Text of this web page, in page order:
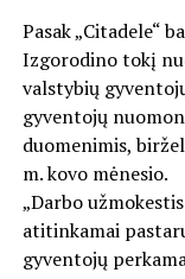
Pasak „Citadele“
Izgorodino tokį
valstybių
gyventojų
duomenimis,
m. kovo mėnesio.
„Darbo
atitinkamai
gyventojų